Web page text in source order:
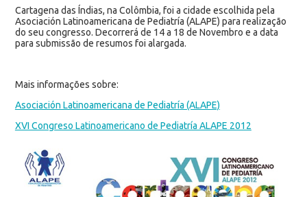
Cartagena das Índias, na Colômbia, foi a cidade escolhida pela
Asociación Latinoamericana de Pediatría (ALAPE) para realização
do seu congresso. Decorrerá de 14 a 18 de Novembro e a data
para submissão de resumos foi alargada.
Mais informações sobre:
Asociación Latinoamericana de Pediatría (ALAPE)
XVI Congreso Latinoamericano de Pediatría ALAPE 2012